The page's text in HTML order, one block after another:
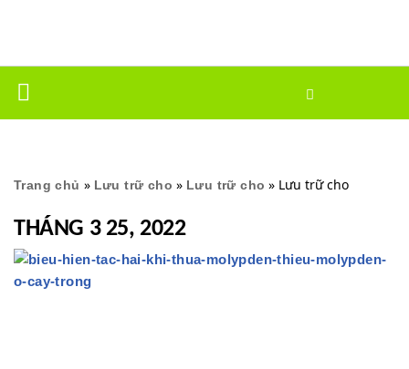
tới
Trang chủ » Lưu trữ cho » Lưu trữ cho » Lưu trữ cho
THÁNG 3 25, 2022